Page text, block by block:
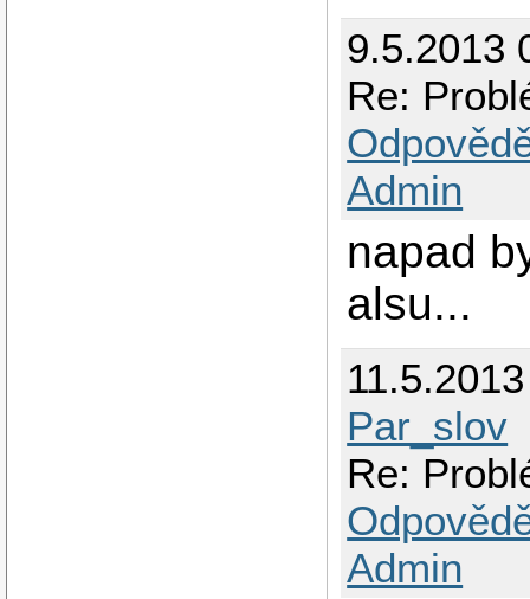
9.5.2013
Re:
Admin
napad
alsu...
Par_slov
Re:
Admin